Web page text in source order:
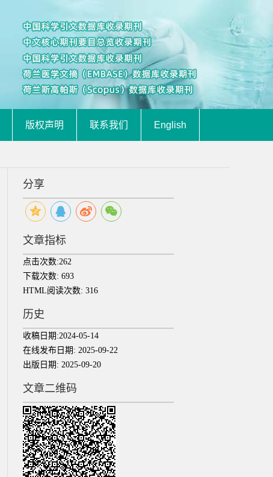
版权声明 联系我们 English
分享
文章指标
点击次数:262
下载次数: 693
HTML阅读次数: 316
历史
收稿日期:2024-05-14
在线发布日期: 2025-09-22
出版日期: 2025-09-20
文章二维码